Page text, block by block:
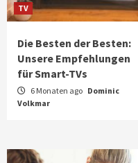
TV
Die Besten der Besten:
Unsere Empfehlungen
für Smart-TVs
6 Monaten ago Dominic
Volkmar